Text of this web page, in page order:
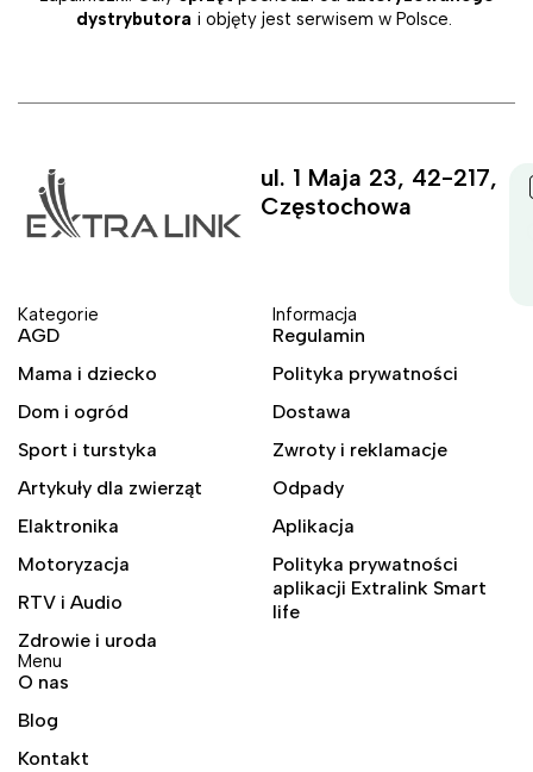
dystrybutora i objęty jest serwisem w Polsce.
ul. 1 Maja 23, 42-217,
Częstochowa
Kategorie
AGD
Mama i dziecko
Dom i ogród
Sport i turstyka
Artykuły dla zwierząt
Elaktronika
Motoryzacja
RTV i Audio
Zdrowie i uroda
Informacja
Regulamin
Polityka prywatności
Dostawa
Zwroty i reklamacje
Odpady
Aplikacja
Polityka prywatności
aplikacji Extralink Smart
life
Menu
O nas
Blog
Kontakt